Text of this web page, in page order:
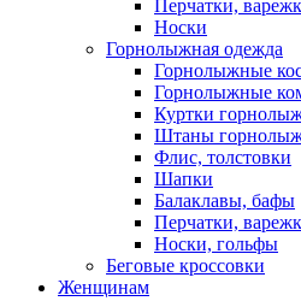
Перчатки,
Носки
Горнолыжная одежда
Горнолыжные
Горнолыжные
Куртки
Штаны
Флис, толстовки
Шапки
Балаклавы, бафы
Перчатки,
Носки, гольфы
Беговые кроссовки
Женщинам